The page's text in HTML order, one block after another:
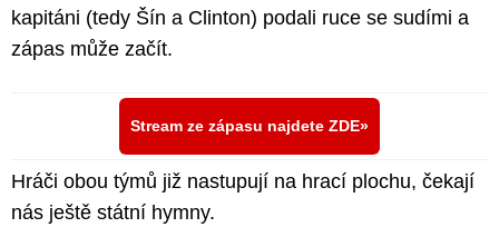
kapitáni (tedy Šín a Clinton) podali ruce se sudími a
zápas může začít.
Stream ze zápasu najdete ZDE
Hráči obou týmů již nastupují na hrací plochu, čekají
nás ještě státní hymny.